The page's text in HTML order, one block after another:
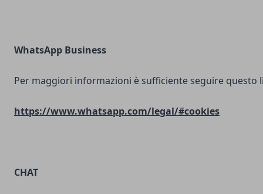
WhatsApp Business
Per maggiori informazioni è sufficiente seguire questo
https://www.whatsapp.com/legal/#cookies
CHAT